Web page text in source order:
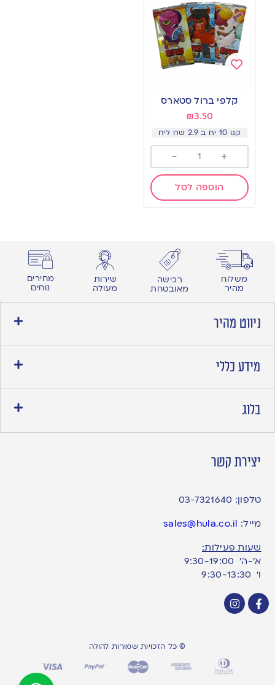
to
wishlist
קלפי ברול סטארס
₪3.50
קנו 10 יח ב 2.9 שח ליח
+
-
הוספה לסל
משלוח
מהיר
רכישה
מאובטחת
שירות
מעולה
מחירים
נוחים
ניווט מהיר
מידע כללי
בלוג
יצירת קשר
טלפון: 03-7321640
מייל: sales@hula.co.il
שעות פעילות:
א’-ה’ 9:30-19:00
ו׳ 9:30-13:30
© כל הזכויות שמורות להולה